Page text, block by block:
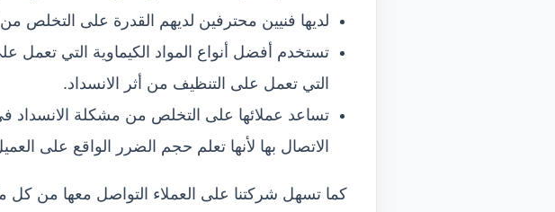
لديها فنيين محترفين لديهم القدرة على التخلص
تستخدم أفضل أنواع المواد الكيماوية التي تعمل
التي تعمل على التنظيف من أثر الانسداد.
تساعد عملائها على التخلص من مشكلة الانسداد
الاتصال بها لأنها تعلم حجم الضرر الواقع على
كما تسهل شركتنا على العملاء التواصل معها من كل